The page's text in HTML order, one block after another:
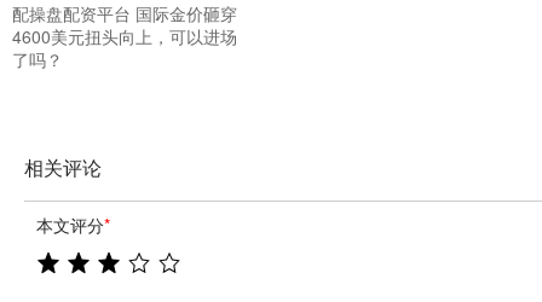
配操盘配资平台 国际金价砸穿
4600美元扭头向上，可以进场
了吗？
相关评论
本文评分*